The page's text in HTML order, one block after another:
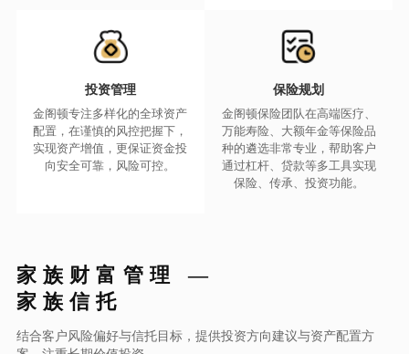
投资管理
金阁顿专注多样化的全球资产
配置，在谨慎的风控把握下，
实现资产增值，更保证资金投
向安全可靠，风险可控。
保险规划
金阁顿保险团队在高端医疗、
万能寿险、大额年金等保险品
种的遴选非常专业，帮助客户
通过杠杆、贷款等多工具实现
保险、传承、投资功能。
家族财富管理 —
家族信托
结合客户风险偏好与信托目标，提供投资方向建议与资产配置方